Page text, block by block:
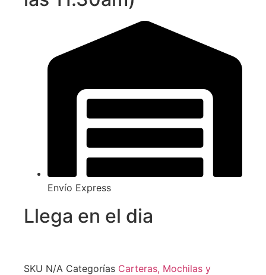
Envío Express
Llega en el dia
SKU N/A Categorías Carteras, Mochilas y